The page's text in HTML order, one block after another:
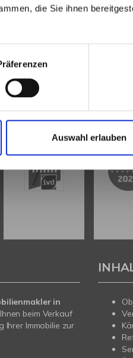
die Sie ihnen
Auswahl erlauben
in
beim Verkauf
Ihrer Immobilie zur